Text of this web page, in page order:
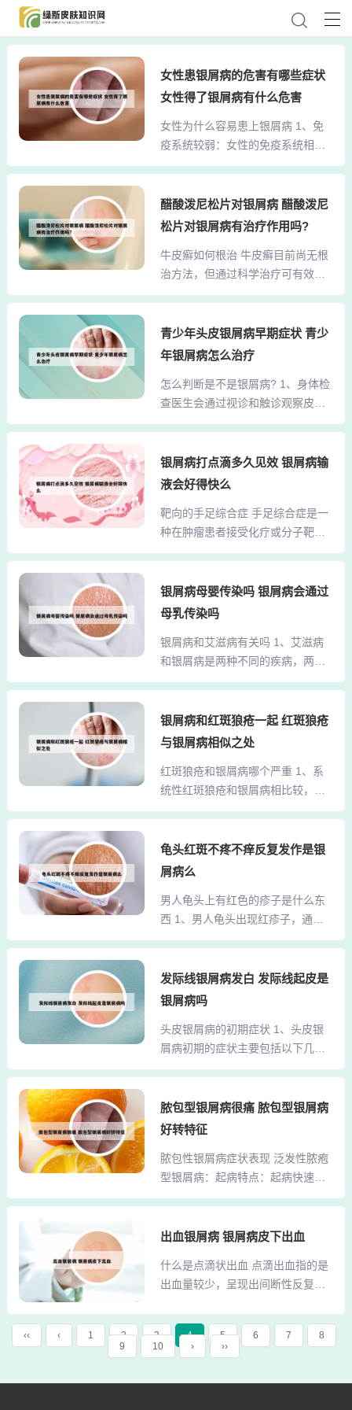
女性患银屑病的危害有哪些症状
女性得了银屑病有什么危害
女性为什么容易患上银屑病 1、免
疫系统较弱：女性的免疫系统相对
于男性稍弱，因此更容易受到细
是诱发银屑病的重要因素，特别是
在秋冬季节，女性更容易感冒，从
动：生理性激素变化：女性存在周
期性、生理性的激素波动，这对银
屑病的影响较大。2、女性得银屑病
不规律：不规律的作息时间、不良
的饮食习惯等都可能增加患银屑病
如容易焦虑、紧张、压力过大以及
睡眠不好等，这些因素都可能影
响...
醋酸泼尼松片对银屑病 醋酸泼尼
松片对银屑病有治疗作用吗?
牛皮癣如何根治 牛皮癣目前尚无根
治方法，但通过科学治疗可有效控
制病情、减轻症状并提高生活质
度、患者个体差异及病因综合选
择，常见方案如下：外用药物：局
者，通过局部涂抹药物缓解皮损。
神经性皮炎（牛皮癣）可通过艾灸
治疗，坚持使用可根治 神经性皮
病，其特征包括皮肤突发奇痒、因
搔抓导致出血结痂并形成苔藓样硬
顽疾，中医的外治疗法——艾灸，
提供了一种有效的解决方案。牛...
青少年头皮银屑病早期症状 青少
年银屑病怎么治疗
怎么判断是不是银屑病? 1、身体检
查医生会通过视诊和触诊观察皮肤
损害的形态、分布及特征，重点关
表现，并评估其是否符合银屑病的
临床特征（如Auspitz征，即刮除鳞
观察症状：首先观察皮肤上是否有
红斑和鳞屑，这是银屑病的典型表
现。询问病史：询问患者是否伴有
体格检查：触感检查：用手触摸红
斑，感受其是否高出于皮肤，形成
结合临床表现、病史、体格检查及
实验室检查综...
银屑病打点滴多久见效 银屑病输
液会好得快么
靶向的手足综合症 手足综合症是一
种在肿瘤患者接受化疗或分子靶向
治疗过程中可能出现的皮肤毒性现
介：主要症状：手掌和足底的感觉
迟钝，如麻木、感觉异常、麻刺
可能出现肿胀或红斑、脱屑、皲裂
等症状。在严重情况下，还可能出
现硬结样水泡和严重的疼痛。由于
征在皮肤、足底等部位出现感觉迟
钝、红斑等症状，在化疗的病人中
检查，在医生的指导下进行相应的
治疗。级：表现为手或足的麻木、
感...
银屑病母婴传染吗 银屑病会通过
母乳传染吗
银屑病和艾滋病有关吗 1、艾滋病
和银屑病是两种不同的疾病，两者
之间没有直接关系。艾滋病是因为
疾病，在发病的初期，也就是急性
感染期，会出现HIV病毒血症和免疫
状。2、银屑病在临床上是一种与自
身免疫、遗传相关的疾病，它与艾
滋病并没有什么直接关系。银屑病
屑，刮去后下面有点状的出血点。
但是在真正进入艾滋病发病期的时
的条件感染，会有一些类似于银屑
病的表现。3、关联性：...
银屑病和红斑狼疮一起 红斑狼疮
与银屑病相似之处
红斑狼疮和银屑病哪个严重 1、系
统性红斑狼疮和银屑病相比较，当
然是系统性红斑狼疮更加严重。因
现全身受累的自身免疫性疾病。有
些患者会出现严重的内脏器官的受
患者会出现胃肠道的受累，严重的
还会出现狼疮性心肌炎，甚至狼疮
性脑病。2、系统性红斑狼疮：属于
皮肤红斑、发热、关节痛，严重时
可累及肾脏、血液系统等。治疗依
药以控制病情，无法彻底消除自身
免疫紊乱，需定期监测器官功...
龟头红斑不疼不痒反复发作是银
屑病么
男人龟头上有红色的疹子是什么东
西 1、男人龟头出现红疹子，通常
要给予药物的治疗，红疹的出现通
皮龟头炎好发于包皮过长以及包茎
的男性。这些男性由于包皮垢的聚
体、衣原体等微生物的感染，可以
出现包皮的红肿、疼痛、溃疡、糜
烂以及脓性的分泌物。2、这个疹子
应该就是阴茎的珍珠状丘疹，一般
都是年轻人，20-30岁左右的男性容
生理变异，不需要治疗，它不会有
任何症状，不疼不痒，也...
发际线银屑病发白 发际线起皮是
银屑病吗
头皮银屑病的初期症状 1、头皮银
屑病初期的症状主要包括以下几
点：片状红斑：头皮银屑病最早表
耳部等头皮部位。覆盖小鳞屑：红
斑上通常会覆盖有一层细小的鳞
发呈现束状。2、头皮银屑病的初期
症状主要包括以下几点：束状发：
头发呈束状，类似小女孩的发鬏，
红斑：头皮表面，尤其是发际线附
性皮炎有所不同，脂溢性皮炎的红
斑边界不清楚，且不高出皮肤，同
时不存在束状发。3、头皮银屑病...
脓包型银屑病很痛 脓包型银屑病
好转特征
脓包性银屑病症状表现 泛发性脓疱
型银屑病：起病特点：起病快速，
病程中可能出现全身不适、高热和
期为急性炎性红斑，表面密布针头
合成“脓糊”。发病因素：可能与长期
使用皮质类固醇后突然停药、感
脓包性银屑病的特点如下： 发病区
域：常见于四肢屈侧和皱褶区域，
皮肤上会出现急性炎症红斑，紧接
出血银屑病 银屑病皮下出血
什么是点滴状出血 点滴出血指的是
出血量较少，呈现出间断性反复的
后，可能持续数天，表现为月经来
潮前或后的暗褐色分泌物。点滴状
出血也可能由排卵期出血、宫内节
‹‹ ‹ 1 2 3 4 5 6 7
8
9
10 › ››